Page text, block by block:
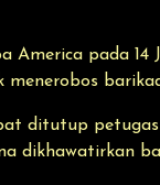
America pada
ditutup
dikhawatirkan